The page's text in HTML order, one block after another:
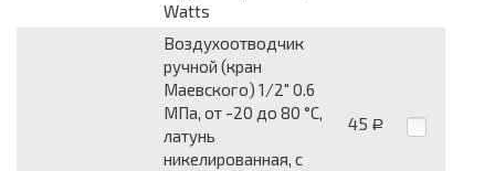
Watts
Воздухоотводчик
ручной (кран
Маевского) 1/2" 0.6
МПа, от -20 до 80 °C,
латунь
никелированная, c
45 Р